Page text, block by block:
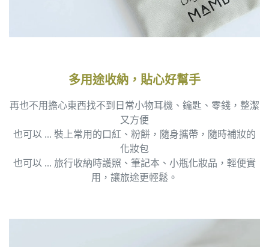
多用途收納，貼心好幫手
再也不用擔心東西找不到日常小物耳機、鑰匙、零錢，整潔
又方便
也可以 ... 裝上常用的口紅、粉餅，隨身攜帶，隨時補妝的
化妝包
也可以 ... 旅行收納時護照、筆記本、小瓶化妝品，輕便實
用，讓旅途更輕鬆。